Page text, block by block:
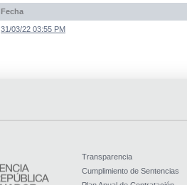
Fecha
31/03/22 03:55 PM
Transparencia
Cumplimiento de Sentencias